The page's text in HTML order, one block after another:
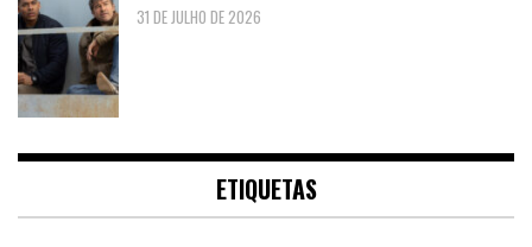
31 DE JULHO DE 2026
ETIQUETAS